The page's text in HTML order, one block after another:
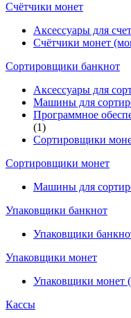
Счётчики монет
Аксессуары для
Счётчики монет
Cортировщики банкнот
Аксессуары для
Машины для
Программное
(1)
Сортировщики
Сортировщики монет
Машины для
Упаковщики банкнот
Упаковщики
Упаковщики монет
Упаковщики монет
Кассы